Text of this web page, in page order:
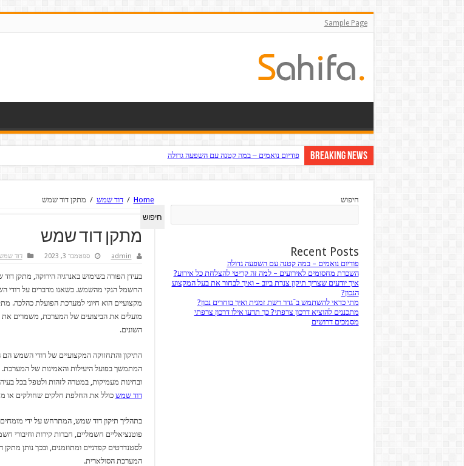
Sample Page
Breaking News פודיום נואמים – במה קטנה עם השפעה גדולה
השכרת מחסומים לאירועים – למה זה קריטי להצלחת כל אירוע?
Home
/ דוד שמש / מתקן דוד שמש
מתקן דוד שמש
admin ספטמבר 3, 2023 דוד
בעידן הפורה בשימוש באנרגיה הירוקה, מתקן
החשמל הנקי מהשמש. כשאנו מדברים על דודי
מקצועיים הוא חיוני למערכת הפועלת כהלכה.
מועלים את הביצועים של המערכת, משמרים את
השונים.
התיקון והתחזוקה המקצועיים של דודי השמש
המתמשך בפועל היעילות והאמינות של
ובחינות מעמיקות, במטרה לזהות ולטפל בכל
דוד שמש כולל את החלפת חלקים שחולקים או
בתהליך תיקון דוד שמש, המתרחש על ידי
פוטנציאליים חשמליים, חברות קירות וחיבורי
לסטנדרטים קפדניים ומתוזמנים, ובכך נותן
המערכת הסולארית.
חיפוש
חיפוש
Recent Posts
פודיום נואמים – במה קטנה עם השפעה גדולה
השכרת מחסומים לאירועים – למה זה קריטי להצלחת כל אירוע?
איך יודעים שצריך תיקון צנרת ביוב – ואיך לבחור את בעל המקצוע
הנכון?
מתי כדאי להשתמש ב־גדר רשת זמנית ואיך בוחרים נכון?
מתכננים להוציא דרכון צרפתי? כך תדעו אילו דרכון צרפתי
מסמכים דרושים